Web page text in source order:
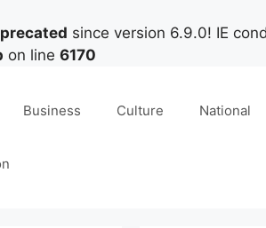
since version 6.9.0! IE
on line 6170
Business Culture National